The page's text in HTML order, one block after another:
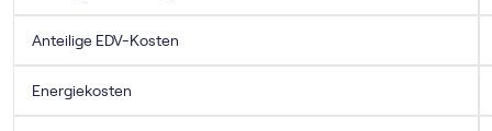
Anteilige EDV-Kosten
Energiekosten